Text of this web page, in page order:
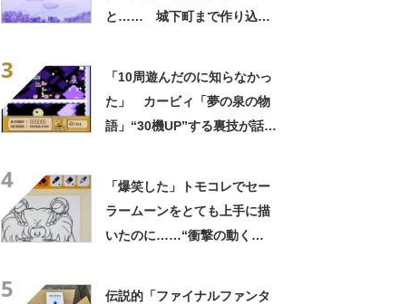
と…… 城下町まで作り込ん
3
「10周遊んだのに知らなかっ
た」 カービィ「夢の泉の物
語」“30機UP”する裏技が話
4
「爆笑した」トモコレでセー
ラームーンをとても上手に描
いたのに……“衝撃の動く
5
伝説的「ファイナルファンタ